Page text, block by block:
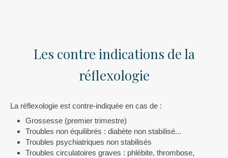
Les contre indications de la
réflexologie
La réflexologie est contre-indiquée en cas de :
Grossesse (premier trimestre)
Troubles non équilibrés : diabète non stabilisé...
Troubles psychiatriques non stabilisés
Troubles circulatoires graves : phlébite, thrombose,